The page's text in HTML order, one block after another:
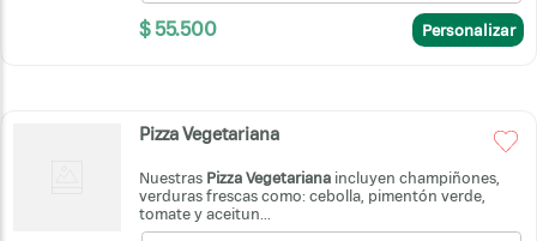
$55.500 Personalizar
Pizza Vegetariana
Nuestras Pizza Vegetariana incluyen champiñones,
verduras frescas como: cebolla, pimentón verde,
tomate y aceitun...